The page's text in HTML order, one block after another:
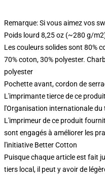
Remarque: Si vous aimez vos
Poids lourd 8,25 oz (~280 g/
Les couleurs solides sont 80%
70% coton, 30% polyester.
polyester
Pochette avant, cordon de
L'imprimante tierce de ce
l'Organisation internationale du
L'imprimeur de ce produit
sont engagés à améliorer les
l'initiative Better Cotton
Puisque chaque article est fait
tiers local, il peut y avoir de